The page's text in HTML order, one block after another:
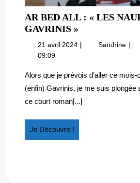
AR BED ALL : « LES
GAVRINIS »
BED
ALL
« LES
NAUFRAGÉS
DE
21 avril 2024 21
Sandrine Ar
:
« Les
09:09
Alors que je prévois d’aller ce
(enfin) Gavrinis, je me suis plongée
ce court roman[...]
Je Découvre !
Découvre